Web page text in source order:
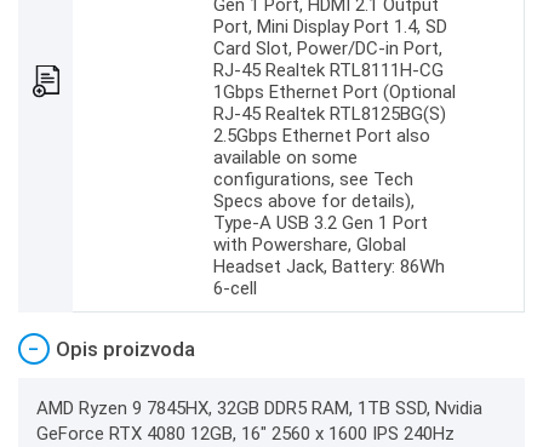
Gen 1 Port, HDMI 2.1 Output
Port, Mini Display Port 1.4, SD
Card Slot, Power/DC-in Port,
RJ-45 Realtek RTL8111H-CG
1Gbps Ethernet Port (Optional
RJ-45 Realtek RTL8125BG(S)
2.5Gbps Ethernet Port also
available on some
configurations, see Tech
Specs above for details),
Type-A USB 3.2 Gen 1 Port
with Powershare, Global
Headset Jack, Battery: 86Wh
6-cell
− Opis proizvoda
AMD Ryzen 9 7845HX, 32GB DDR5 RAM, 1TB SSD, Nvidia
GeForce RTX 4080 12GB, 16" 2560 x 1600 IPS 240Hz